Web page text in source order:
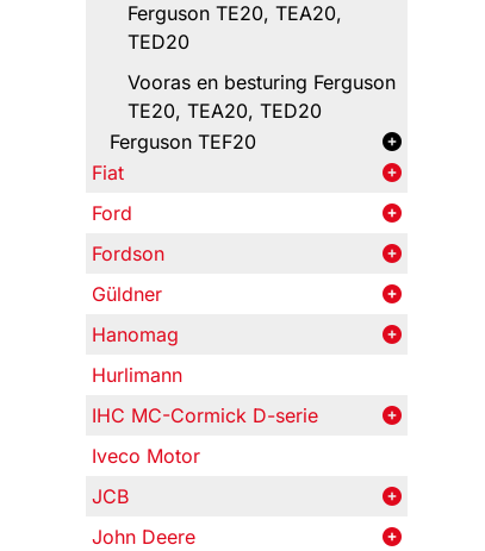
Ferguson TE20, TEA20,
TED20
Vooras en besturing Ferguson
TE20, TEA20, TED20
Ferguson TEF20
Fiat
Ford
Fordson
Güldner
Hanomag
Hurlimann
IHC MC-Cormick D-serie
Iveco Motor
JCB
John Deere